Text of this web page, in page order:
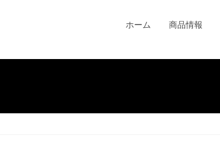
ホーム 商品情報